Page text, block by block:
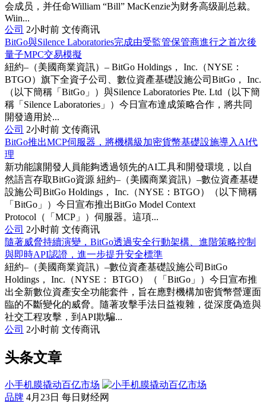
会成员，并任命William “Bill” MacKenzie为财务高级副总裁。
Wiin...
公司 2小时前 文传商讯
BitGo與Silence Laboratories完成由受監管保管商進行之首次後
量子MPC交易模擬
紐約–（美國商業資訊）– BitGo Holdings， Inc.（NYSE：
BTGO）旗下全資子公司、數位資產基礎設施公司BitGo， Inc.
（以下簡稱「BitGo」）與Silence Laboratories Pte. Ltd（以下簡
稱「Silence Laboratories」）今日宣布達成策略合作，將共同
開發適用於...
公司 2小时前 文传商讯
BitGo推出MCP伺服器，將機構級加密貨幣基礎設施導入AI代
理
新功能讓開發人員能夠透過領先的AI工具和開發環境，以自
然語言存取BitGo資源 紐約–（美國商業資訊）–數位資產基礎
設施公司BitGo Holdings， Inc.（NYSE：BTGO）（以下簡稱
「BitGo」）今日宣布推出BitGo Model Context
Protocol（「MCP」）伺服器。這項...
公司 2小时前 文传商讯
隨著威脅持續演變，BitGo透過安全行動架構、進階策略控制
與即時API認證，進一步提升安全標準
紐約–（美國商業資訊）–數位資產基礎設施公司BitGo
Holdings， Inc.（NYSE： BTGO）（「BitGo」）今日宣布推
出全新數位資產安全功能套件，旨在應對機構加密貨幣營運面
臨的不斷變化的威脅。隨著攻擊手法日益複雜，從深度偽造與
社交工程攻擊，到API欺騙...
公司 2小时前 文传商讯
头条文章
小手机膜撬动百亿市场
品牌 4月23日 每日财经网